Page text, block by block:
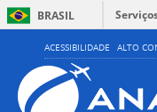
ACESSIBILIDADE ALTO
BRASIL